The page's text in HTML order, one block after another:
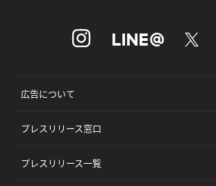
広告について
プレスリリース窓口
プレスリリース一覧